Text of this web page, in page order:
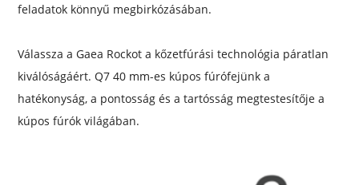
feladatok könnyű megbirkózásában.
Válassza a Gaea Rockot a kőzetfúrási technológia páratlan
kiválóságáért. Q7 40 mm-es kúpos fúrófejünk a
hatékonyság, a pontosság és a tartósság megtestesítője a
kúpos fúrók világában.